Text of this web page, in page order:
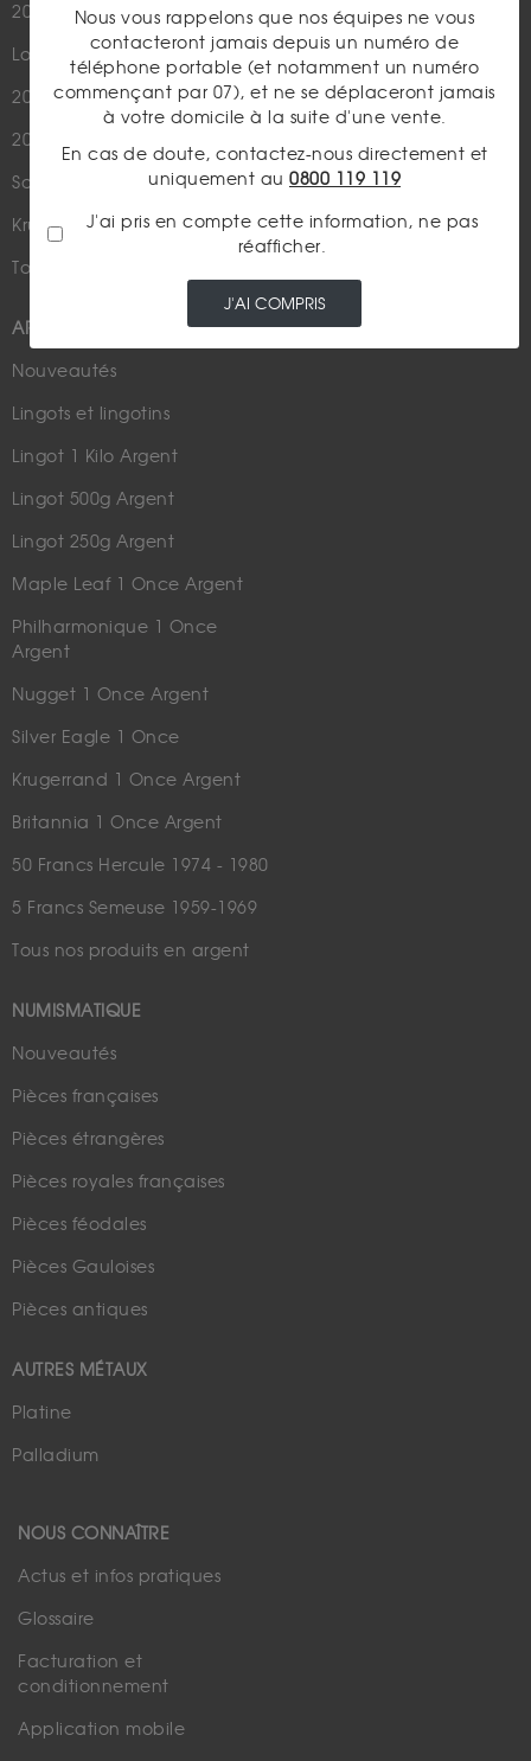
20 Francs Marianne Coq
Louis d'Or - 20 Francs Or
20 Dollars US
20 Francs Suisse
Souverain
Krugerrand
Tous nos produits en or
ARGENT
Nouveautés
Lingots et lingotins
Lingot 1 Kilo Argent
Lingot 500g Argent
Lingot 250g Argent
Maple Leaf 1 Once Argent
Philharmonique 1 Once
Argent
Nugget 1 Once Argent
Silver Eagle 1 Once
Krugerrand 1 Once Argent
Britannia 1 Once Argent
50 Francs Hercule 1974 - 1980
5 Francs Semeuse 1959-1969
Tous nos produits en argent
NUMISMATIQUE
Nouveautés
Pièces françaises
Pièces étrangères
Pièces royales françaises
Pièces féodales
Pièces Gauloises
Pièces antiques
AUTRES MÉTAUX
Platine
Palladium
NOUS CONNAÎTRE
Actus et infos pratiques
Glossaire
Facturation et
conditionnement
Application mobile
Argent
Cours de l'or
Numismatique
Rachat de bijoux
Actualités financières
Métaux Précieux
Nous vous rappelons que nos équipes ne vous
contacteront jamais depuis un numéro de
téléphone portable (et notamment un numéro
commençant par 07), et ne se déplaceront jamais
à votre domicile à la suite d'une vente.
En cas de doute, contactez-nous directement et
uniquement au 0800 119 119
J'ai pris en compte cette information, ne pas
réafficher.
J'AI COMPRIS